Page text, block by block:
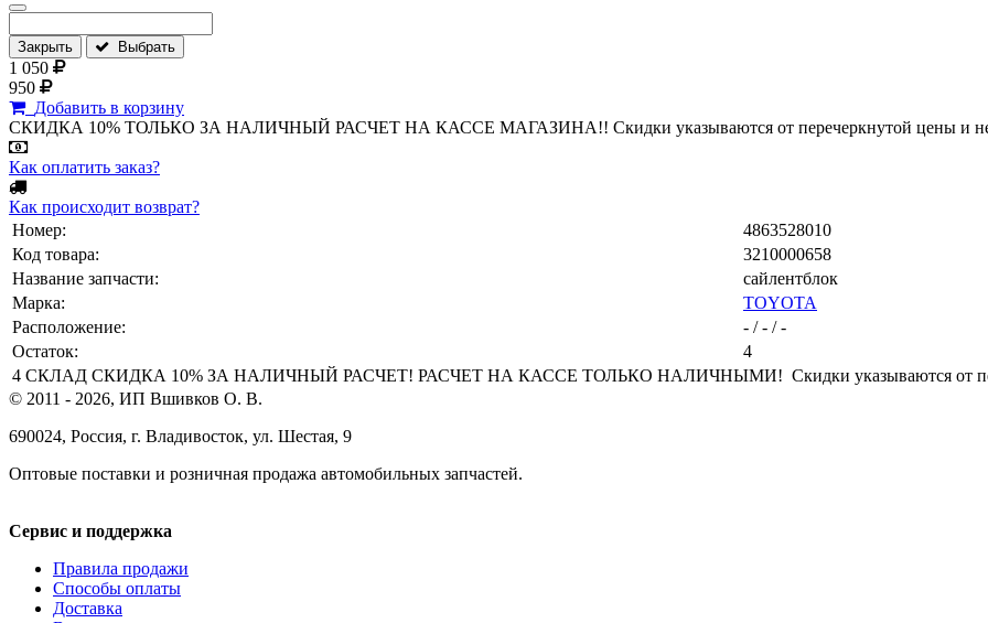
Закрыть Выбрать
1 050
950
Добавить в корзину
СКИДКА 10% ТОЛЬКО ЗА НАЛИЧНЫЙ РАСЧЕТ НА КАССЕ МАГАЗИНА!! Скидки указываются от перечеркнутой цены и не
Как оплатить заказ?
Как происходит возврат?
Номер:
4863528010
Код товара:
3210000658
Название запчасти:
сайлентблок
Марка:
TOYOTA
Расположение:
- / - / -
Остаток:
4
4 СКЛАД СКИДКА 10% ЗА НАЛИЧНЫЙ РАСЧЕТ! РАСЧЕТ НА КАССЕ ТОЛЬКО НАЛИЧНЫМИ! Скидки указываются от
© 2011 - 2026, ИП Вшивков О. В.
690024, Россия, г. Владивосток, ул. Шестая, 9
Оптовые поставки и розничная продажа автомобильных запчастей.
Сервис и поддержка
Правила продажи
Способы оплаты
Доставка